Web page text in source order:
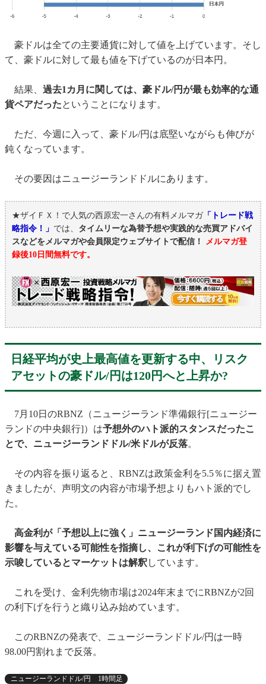
豪ドルは全ての主要通貨に対して値を上げています。そし
て、豪ドルに対して最も値を下げているのが日本円。
結果、 過去1カ月に関しては、豪ドル/円が最も効率的な通
貨ペアだったということになります。
ただ、今週に入って、豪ドル/円は底堅いながらも伸びが
鈍くなっています。
その要因はニュージーランドドルにあります。
★ザイＦＸ！で人気の西原宏一さんの有料メルマガ「トレード戦
略指令！」 では、 タイムリーな為替予想や実践的な売買アドバイ
スなどをメルマガや会員限定ウェブサイトで配信！
メルマガ登
録後10日間無料です。
日経平均が史上最高値を更新する中、リスク
アセットの豪ドル/円は120円へと上昇か?
7月10日のRBNZ（ニュージーランド準備銀行[ニュージー
ランドの中央銀行]）は予想外のハト派的スタンスだったこ
とで、ニュージーランドドル/米ドルが反落。
その内容を振り返ると、RBNZは政策金利を5.5％に据え置
きましたが、声明文の内容が市場予想よりもハト派的でし
た。
高金利が「予想以上に強く」ニュージーランド国内経済に
影響を与えている可能性を指摘し、これが利下げの可能性を
示唆しているとマーケットは解釈しています。
これを受け、金利先物市場は2024年末までにRBNZが2回
の利下げを行うと織り込み始めています。
このRBNZの発表で、ニュージーランドドル/円は一時
98.00円割れまで反落。
ニュージーランドドル/円 1時間足